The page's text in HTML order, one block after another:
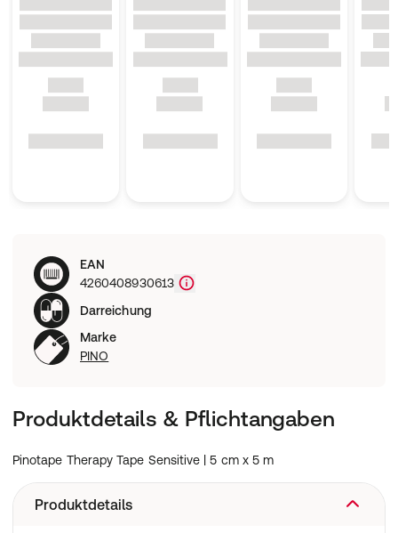
EAN
4260408930613
Darreichung
Marke
PINO
Produktdetails & Pflichtangaben
Pinotape Therapy Tape Sensitive | 5 cm x 5 m
Produktdetails